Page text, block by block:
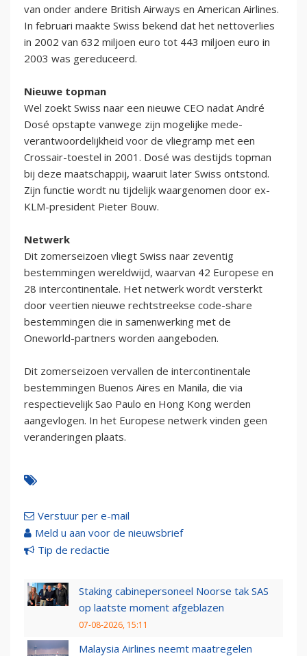
van onder andere British Airways en American Airlines.
In februari maakte Swiss bekend dat het nettoverlies
in 2002 van 632 miljoen euro tot 443 miljoen euro in
2003 was gereduceerd.
Nieuwe topman
Wel zoekt Swiss naar een nieuwe CEO nadat André
Dosé opstapte vanwege zijn mogelijke mede-
verantwoordelijkheid voor de vliegramp met een
Crossair-toestel in 2001. Dosé was destijds topman
bij deze maatschappij, waaruit later Swiss ontstond.
Zijn functie wordt nu tijdelijk waargenomen door ex-
KLM-president Pieter Bouw.
Netwerk
Dit zomerseizoen vliegt Swiss naar zeventig
bestemmingen wereldwijd, waarvan 42 Europese en
28 intercontinentale. Het netwerk wordt versterkt
door veertien nieuwe rechtstreekse code-share
bestemmingen die in samenwerking met de
Oneworld-partners worden aangeboden.
Dit zomerseizoen vervallen de intercontinentale
bestemmingen Buenos Aires en Manila, die via
respectievelijk Sao Paulo en Hong Kong werden
aangevlogen. In het Europese netwerk vinden geen
veranderingen plaats.
Verstuur per e-mail
Meld u aan voor de nieuwsbrief
Tip de redactie
Staking cabinepersoneel Noorse tak SAS
op laatste moment afgeblazen
07-08-2026, 15:11
Malaysia Airlines neemt maatregelen